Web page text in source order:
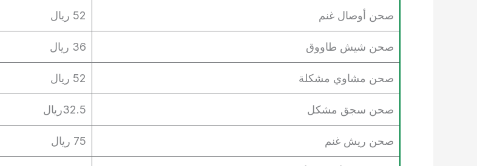
صحن أوصال غنم 52 ريال
صحن شيش طاووق 36 ريال
صحن مشاوي مشكلة 52 ريال
صحن سجق مشكل 32.5ريال
صحن ريش غنم 75 ريال